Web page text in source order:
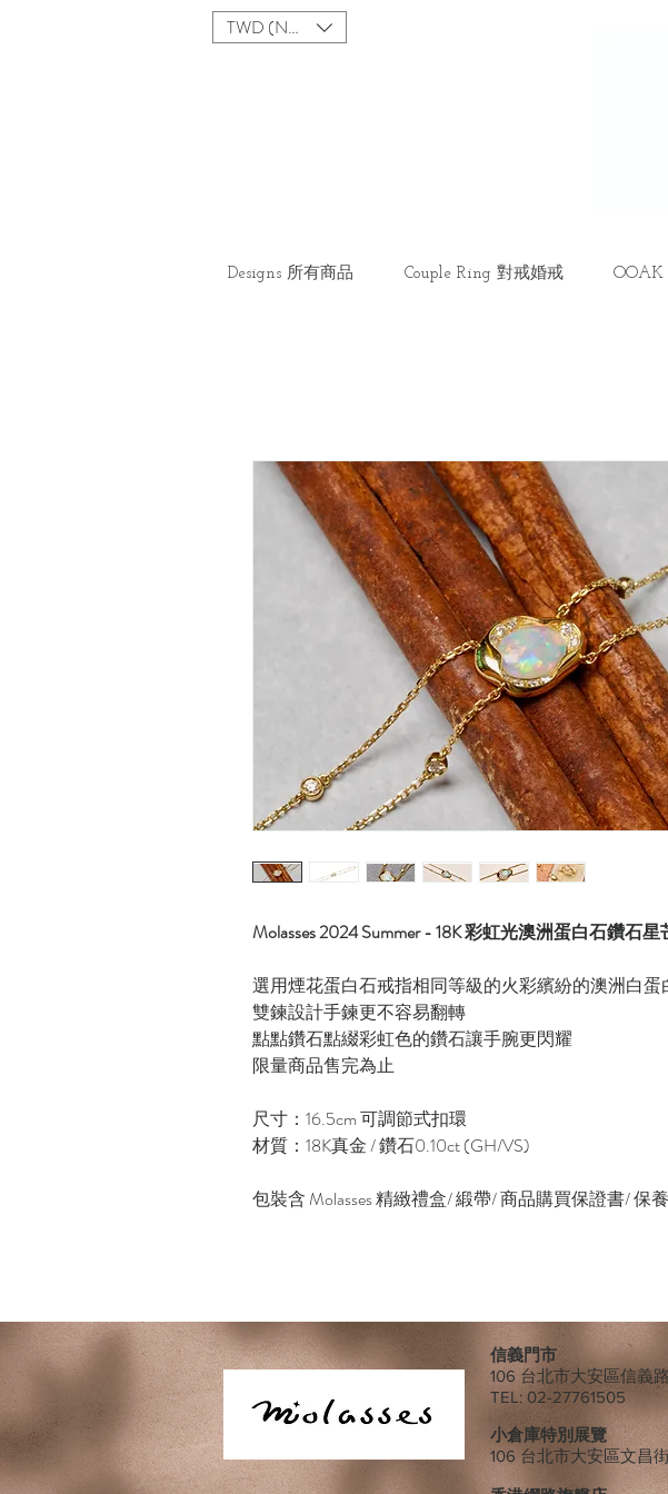
TWD (NT$)
Designs 所有商品 Couple Ring 對戒婚戒 OOAK
Molasses 2024 Summer - 18K 彩虹光澳洲蛋白石鑽石
選用煙花蛋白石戒指相同等級的火彩繽紛的澳洲白蛋
雙鍊設計手鍊更不容易翻轉
點點鑽石點綴彩虹色的鑽石讓手腕更閃耀
限量商品售完為止
尺寸：16.5cm 可調節式扣環
材質：18K真金 / 鑽石0.10ct (GH/VS)
包裝含 Molasses 精緻禮盒/ 緞帶/ 商品購買保證書/ 保
信義門市
106 台北市大安區信義
TEL: 02-27761505
小倉庫特別展覽
106 台北市大安區文昌